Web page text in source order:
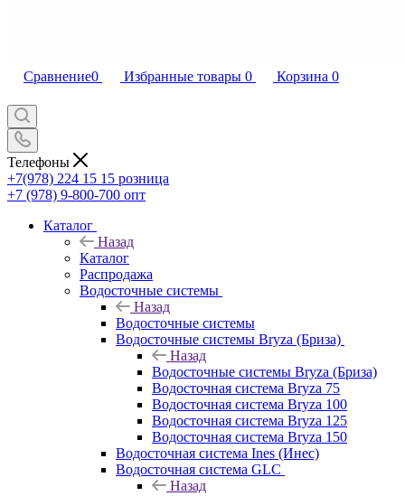
Сравнение0 Избранные товары 0 Корзина 0
Телефоны
+7(978) 224 15 15 розница
+7 (978) 9-800-700 опт
Каталог
Назад
Каталог
Распродажа
Водосточные системы
Назад
Водосточные системы
Водосточные системы Bryza (Бриза)
Назад
Водосточные системы Bryza (Бриза)
Водосточная система Bryza 75
Водосточная система Bryza 100
Водосточная система Bryza 125
Водосточная система Bryza 150
Водосточная система Ines (Инес)
Водосточная система GLC
Назад